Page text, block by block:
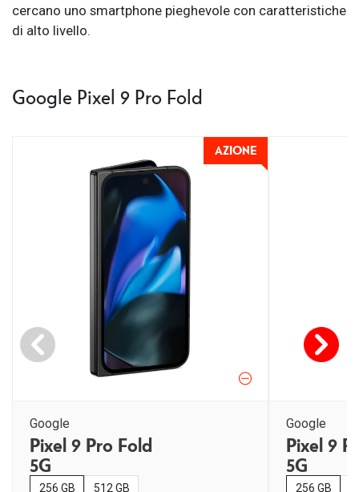
cercano uno smartphone pieghevole con caratteristiche
di alto livello.
Google Pixel 9 Pro Fold
AZIONE
Google
Pixel 9 Pro Fold
5G
256 GB 512 GB
Google
Pixel 9
5G
256 GB